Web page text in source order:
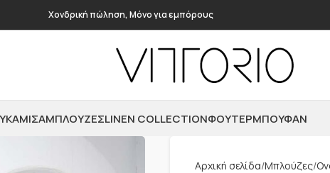
Χονδρική πώληση, Μόνο για εμπόρους
ΜΠΛΟΎΖΕΣLINEN COLLECTIONΦΟΎΤΕΡΜΠΟΥΦΆΝ
Αρχική σελίδα Μπλούζες